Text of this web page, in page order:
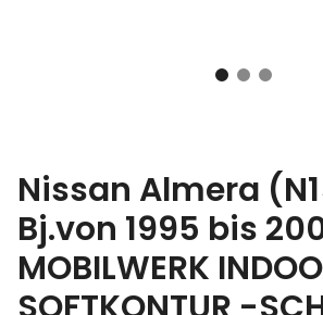
Nissan Almera
Bj.von 1995 bis
MOBILWERK